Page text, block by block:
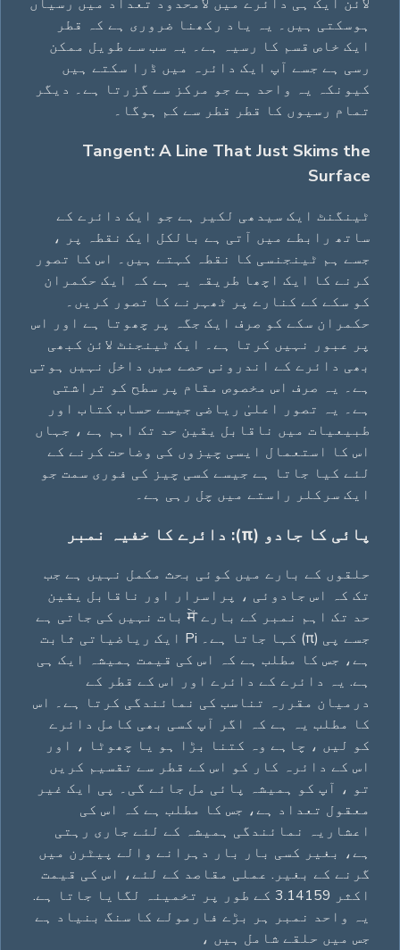
لائن ایک ہی دائرے میں لامحدود تعداد میں رسیاں
ہوسکتی ہیں۔ یہ یاد رکھنا ضروری ہے کہ قطر
ایک خاص قسم کا رسیہ ہے۔ یہ سب سے طویل ممکن
رسی ہے جسے آپ ایک دائرہ میں ڈرا سکتے ہیں
کیونکہ یہ واحد ہے جو مرکز سے گزرتا ہے۔ دیگر
تمام رسیوں کا قطر قطر سے کم ہوگا۔
Tangent: A Line That Just Skims the
Surface
ٹینگنٹ ایک سیدھی لکیر ہے جو ایک دائرے کے
ساتھ رابطے میں آتی ہے بالکل ایک نقطہ پر ،
جسے ہم ٹینجنسی کا نقطہ کہتے ہیں۔ اس کا تصور
کرنے کا ایک اچھا طریقہ یہ ہے کہ ایک حکمران
کو سکے کے کنارے پر ٹھہرنے کا تصور کریں۔
حکمران سکے کو صرف ایک جگہ پر چھوتا ہے اور اس
پر عبور نہیں کرتا ہے۔ ایک ٹینجنٹ لائن کبھی
بھی دائرے کے اندرونی حصے میں داخل نہیں ہوتی
ہے۔ یہ صرف اس مخصوص مقام پر سطح کو تراشتی
ہے۔ یہ تصور اعلیٰ ریاضی جیسے حساب کتاب اور
طبیعیات میں ناقابل یقین حد تک اہم ہے ، جہاں
اس کا استعمال ایسی چیزوں کی وضاحت کرنے کے
لئے کیا جاتا ہے جیسے کسی چیز کی فوری سمت جو
ایک سرکلر راستے میں چل رہی ہے۔
پائی کا جادو (π): دائرے کا خفیہ نمبر
حلقوں کے بارے میں کوئی بحث مکمل نہیں ہے جب
تک کہ اس جادوئی ، پراسرار اور ناقابل یقین
حد تک اہم نمبر کے بارے में بات نہیں کی جاتی ہے
جسے پی (π) کہا جاتا ہے۔ Pi ایک ریاضیاتی ثابت
ہے، جس کا مطلب ہے کہ اس کی قیمت ہمیشہ ایک ہی
ہے. یہ دائرے کے دائرے اور اس کے قطر کے
درمیان مقررہ تناسب کی نمائندگی کرتا ہے۔ اس
کا مطلب یہ ہے کہ اگر آپ کسی بھی کامل دائرے
کو لیں ، چاہے وہ کتنا بڑا ہو یا چھوٹا ، اور
اس کے دائرہ کار کو اس کے قطر سے تقسیم کریں
تو ، آپ کو ہمیشہ پائی مل جائے گی۔ پی ایک غیر
معقول تعداد ہے، جس کا مطلب ہے کہ اس کی
اعشاریہ نمائندگی ہمیشہ کے لئے جاری رہتی
ہے، بغیر کسی بار بار دہرانے والے پیٹرن میں
گرنے کے بغیر. عملی مقاصد کے لئے، اس کی قیمت
اکثر 3.14159 کے طور پر تخمینہ لگایا جاتا ہے.
یہ واحد نمبر ہر بڑے فارمولے کا سنگ بنیاد ہے
جس میں حلقے شامل ہیں ،